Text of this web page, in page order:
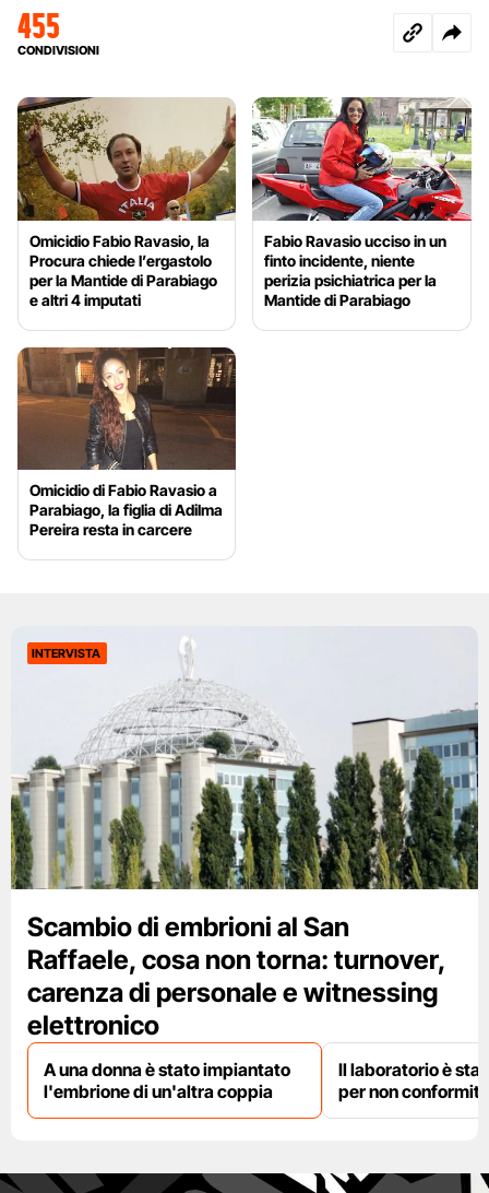
455
CONDIVISIONI
Omicidio Fabio Ravasio, la
Procura chiede l’ergastolo
per la Mantide di Parabiago
e altri 4 imputati
Fabio Ravasio ucciso in un
finto incidente, niente
perizia psichiatrica per la
Mantide di Parabiago
Omicidio di Fabio Ravasio a
Parabiago, la figlia di Adilma
Pereira resta in carcere
INTERVISTA
Scambio di embrioni al San
Raffaele, cosa non torna: turnover,
carenza di personale e witnessing
elettronico
A una donna è stato impiantato
l'embrione di un'altra coppia
Il laboratorio è
per non